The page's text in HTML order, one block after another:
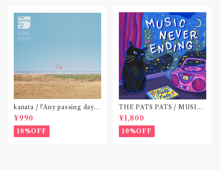
kanata / 『Any passing day -
EP』(CD作品)〝東京〟
¥990
10%OFF
THE PATS PATS / MUSIC
NEVER ENDING(CD作品)
¥1,800
10%OFF